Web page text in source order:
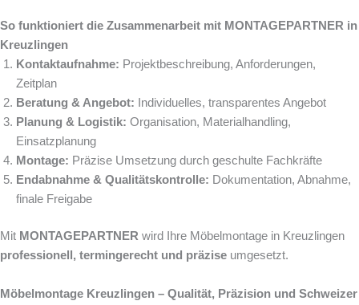
So funktioniert die Zusammenarbeit mit MONTAGEPARTNER in
Kreuzlingen
Kontaktaufnahme: Projektbeschreibung, Anforderungen,
Zeitplan
Beratung & Angebot: Individuelles, transparentes Angebot
Planung & Logistik: Organisation, Materialhandling,
Einsatzplanung
Montage: Präzise Umsetzung durch geschulte Fachkräfte
Endabnahme & Qualitätskontrolle: Dokumentation, Abnahme,
finale Freigabe
Mit MONTAGEPARTNER wird Ihre Möbelmontage in Kreuzlingen
professionell, termingerecht und präzise umgesetzt.
Möbelmontage Kreuzlingen – Qualität, Präzision und Schweizer